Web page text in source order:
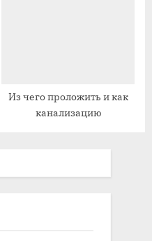
Из чего проложить и как
канализацию